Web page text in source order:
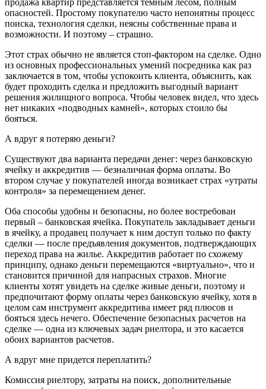
продажа квартир представляется темным лесом, полным
опасностей. Простому покупателю часто непонятны процесс
поиска, технология сделки, неясны собственные права и
возможности. И поэтому – страшно.
Этот страх обычно не является стоп-фактором на сделке. Одно
из основных профессиональных умений посредника как раз
заключается в том, чтобы успокоить клиента, объяснить, как
будет проходить сделка и предложить выгодный вариант
решения жилищного вопроса. Чтобы человек видел, что здесь
нет никаких «подводных камней», которых стоило бы
бояться.
А вдруг я потеряю деньги?
Существуют два варианта передачи денег: через банковскую
ячейку и аккредитив — безналичная форма оплаты. Во
втором случае у покупателей иногда возникает страх «утраты
контроля» за перемещением денег.
Оба способы удобны и безопасны, но более востребован
первый – банковская ячейка. Покупатель закладывает деньги
в ячейку, а продавец получает к ним доступ только по факту
сделки — после предъявления документов, подтверждающих
переход права на жилье. Аккредитив работает по схожему
принципу, однако деньги перемещаются «виртуально», что и
становится причиной для напрасных страхов. Многие
клиенты хотят увидеть на сделке живые деньги, поэтому и
предпочитают форму оплаты через банковскую ячейку, хотя в
целом сам инструмент аккредитива имеет ряд плюсов и
бояться здесь нечего. Обеспечение безопасных расчетов на
сделке — одна из ключевых задач риелтора, и это касается
обоих вариантов расчетов.
А вдруг мне придется переплатить?
Комиссия риелтору, затраты на поиск, дополнительные